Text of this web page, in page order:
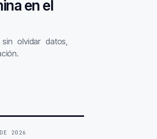
en el
olvidar datos,
2026